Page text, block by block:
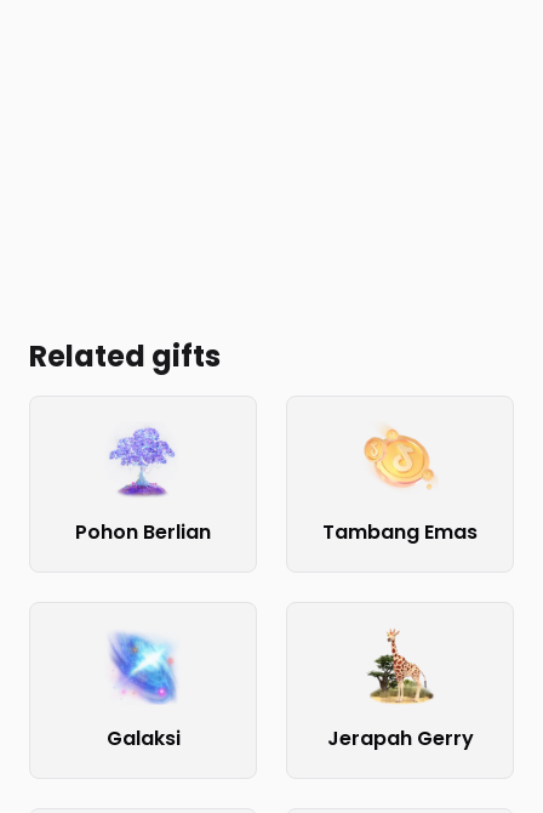
Related gifts
Pohon Berlian Tambang Emas
Galaksi Jerapah Gerry